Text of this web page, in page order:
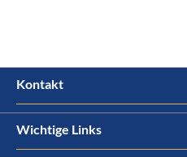
Kontakt
Wichtige Links